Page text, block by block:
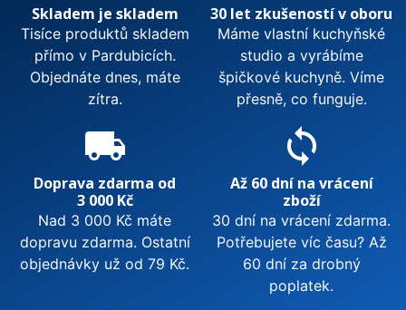
Skladem je skladem
Tisíce produktů skladem
přímo v Pardubicích.
Objednáte dnes, máte
zítra.
30 let zkušeností v oboru
Máme vlastní kuchyňské
studio a vyrábíme
špičkové kuchyně. Víme
přesně, co funguje.
local_shipping
Doprava zdarma od
3 000 Kč
Nad 3 000 Kč máte
dopravu zdarma. Ostatní
objednávky už od 79 Kč.
sync
Až 60 dní na vrácení
zboží
30 dní na vrácení zdarma.
Potřebujete víc času? Až
60 dní za drobný
poplatek.